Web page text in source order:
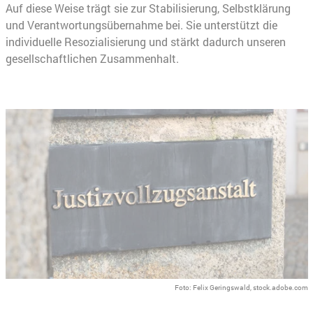
Auf diese Weise trägt sie zur Stabilisierung, Selbstklärung
und Verantwortungsübernahme bei. Sie unterstützt die
individuelle Resozialisierung und stärkt dadurch unseren
gesellschaftlichen Zusammenhalt.
Foto: Felix Geringswald, stock.adobe.com